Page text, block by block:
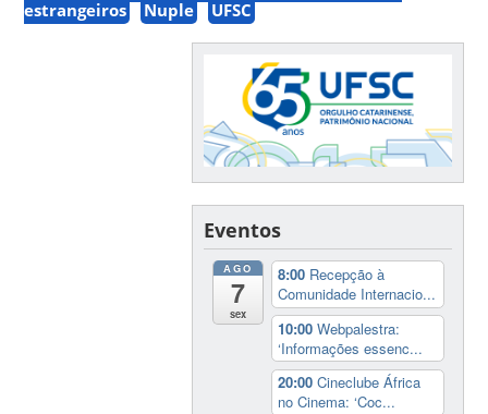
estrangeiros
Nuple UFSC
Eventos
AGO
7
sex
8:00 Recepção à
Comunidade Internacio...
10:00Webpalestra:
‘Informações essenc...
20:00Cineclube África
no Cinema: ‘Coc...